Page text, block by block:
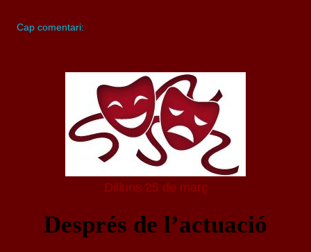
Cap comentari:
Dilluns 25 de març
Després de l’actuació